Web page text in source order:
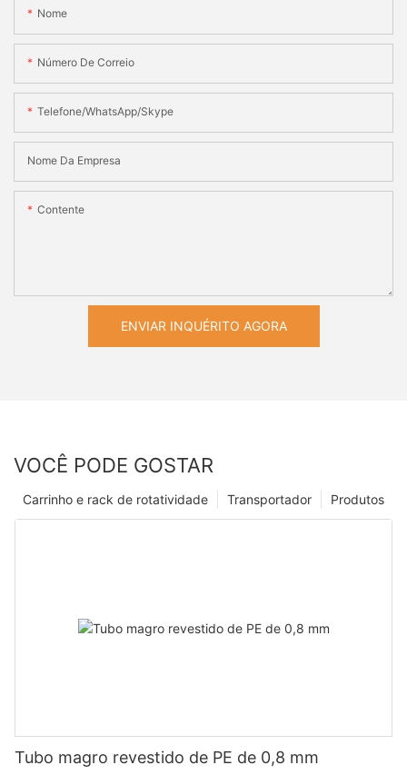
Nome
Número De Correio
Telefone/WhatsApp/Skype
Nome Da Empresa
Contente
ENVIAR INQUÉRITO AGORA
VOCÊ PODE GOSTAR
Produtos
Transportador
Carrinho e rack de rotatividade
Tubo magro revestido de PE de 0,8 mm